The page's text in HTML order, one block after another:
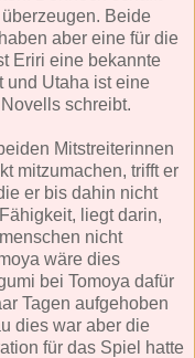
Beide
aber eine für die
Eriri eine bekannte
und Utaha ist eine
schreibt.
Mitstreiterinnen
mitzumachen, trifft er
er bis dahin nicht
liegt darin,
nicht
wäre dies
bei Tomoya dafür
Tagen aufgehoben
dies war aber die
für das Spiel hatte